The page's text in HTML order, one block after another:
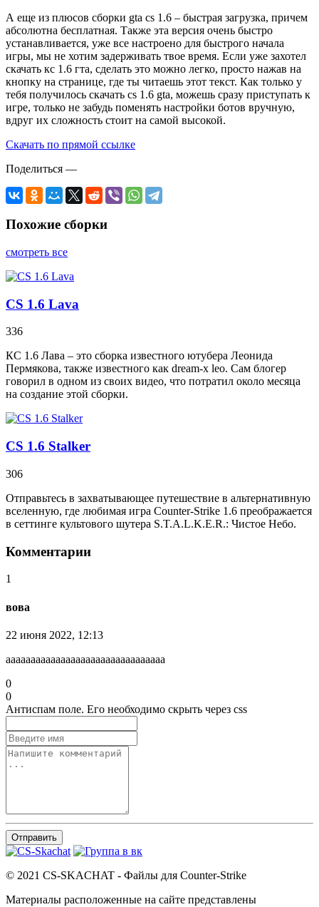
А еще из плюсов сборки gta cs 1.6 – быстрая загрузка, причем
абсолютна бесплатная. Также эта версия очень быстро
устанавливается, уже все настроено для быстрого начала
игры, мы не хотим задерживать твое время. Если уже захотел
скачать кс 1.6 гта, сделать это можно легко, просто нажав на
кнопку на странице, где ты читаешь этот текст. Как только у
тебя получилось скачать cs 1.6 gta, можешь сразу приступать к
игре, только не забудь поменять настройки ботов вручную,
вдруг их сложность стоит на самой высокой.
Скачать по прямой ссылке
Поделиться —
Похожие сборки
смотреть все
CS 1.6 Lava
336
КС 1.6 Лава – это сборка известного ютубера Леонида
Пермякова, также известного как dream-x leo. Сам блогер
говорил в одном из своих видео, что потратил около месяца
на создание этой сборки.
CS 1.6 Stalker
306
Отправьтесь в захватывающее путешествие в альтернативную
вселенную, где любимая игра Counter-Strike 1.6 преображается
в сеттинге культового шутера S.T.A.L.K.E.R.: Чистое Небо.
Комментарии
1
вова
22 июня 2022, 12:13
аааааааааааааааааааааааааааааааа
0
0
Антиспам поле. Его необходимо скрыть через css
Отправить
© 2021 CS-SKACHAT - Файлы для Counter-Strike
Материалы расположенные на сайте представлены